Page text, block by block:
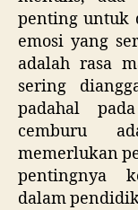
penting untuk
emosi yang
adalah rasa
sering
padahal
cemburu
memerlukan
pentingnya
dalam